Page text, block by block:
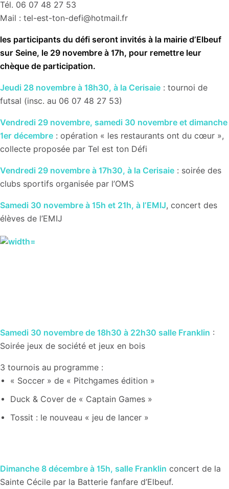
Tél. 06 07 48 27 53
Mail : tel-est-ton-defi@hotmail.fr
les participants du défi seront invités à la mairie d’Elbeuf
sur Seine, le 29 novembre à 17h, pour remettre leur
chèque de participation.
Jeudi 28 novembre à 18h30, à la Cerisaie : tournoi de
futsal (insc. au 06 07 48 27 53)
Vendredi 29 novembre, samedi 30 novembre et dimanche
1er décembre : opération « les restaurants ont du cœur »,
collecte proposée par Tel est ton Défi
Vendredi 29 novembre à 17h30, à la Cerisaie : soirée des
clubs sportifs organisée par l’OMS
Samedi 30 novembre à 15h et 21h, à l’EMIJ, concert des
élèves de l’EMIJ
Samedi 30 novembre de 18h30 à 22h30 salle Franklin :
Soirée jeux de société et jeux en bois
3 tournois au programme :
« Soccer » de « Pitchgames édition »
Duck & Cover de « Captain Games »
Tossit : le nouveau « jeu de lancer »
Dimanche 8 décembre à 15h, salle Franklin concert de la
Sainte Cécile par la Batterie fanfare d’Elbeuf.